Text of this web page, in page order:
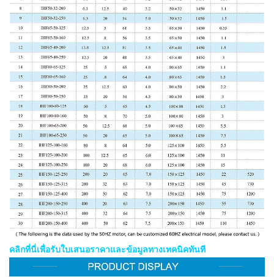
คลิกที่นี่เพื่อรับใบเสนอราคาและข้อมูลทางเทคนิคทันที